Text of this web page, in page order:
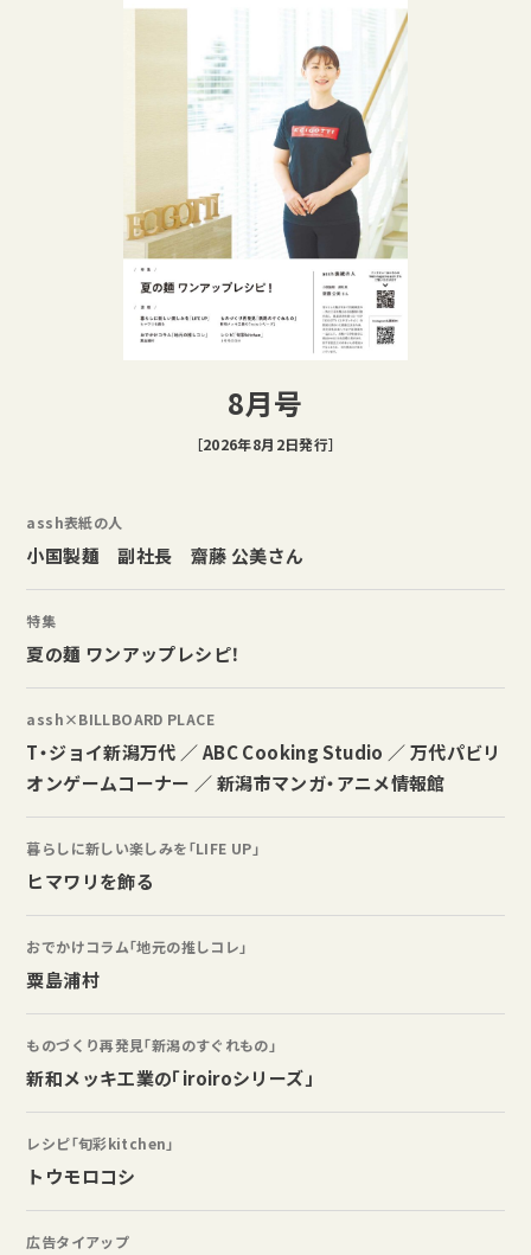
8月号
［2026年8月2日発行］
assh表紙の人
小国製麺 副社長 齋藤 公美さん
特集
夏の麺 ワンアップレシピ！
assh×BILLBOARD PLACE
T・ジョイ新潟万代 ／ ABC Cooking Studio ／ 万代パビリ
オンゲームコーナー ／ 新潟市マンガ・アニメ情報館
暮らしに新しい楽しみを「LIFE UP」
ヒマワリを飾る
おでかけコラム「地元の推しコレ」
粟島浦村
ものづくり再発見「新潟のすぐれもの」
新和メッキ工業の「iroiroシリーズ」
レシピ「旬彩kitchen」
トウモロコシ
広告タイアップ